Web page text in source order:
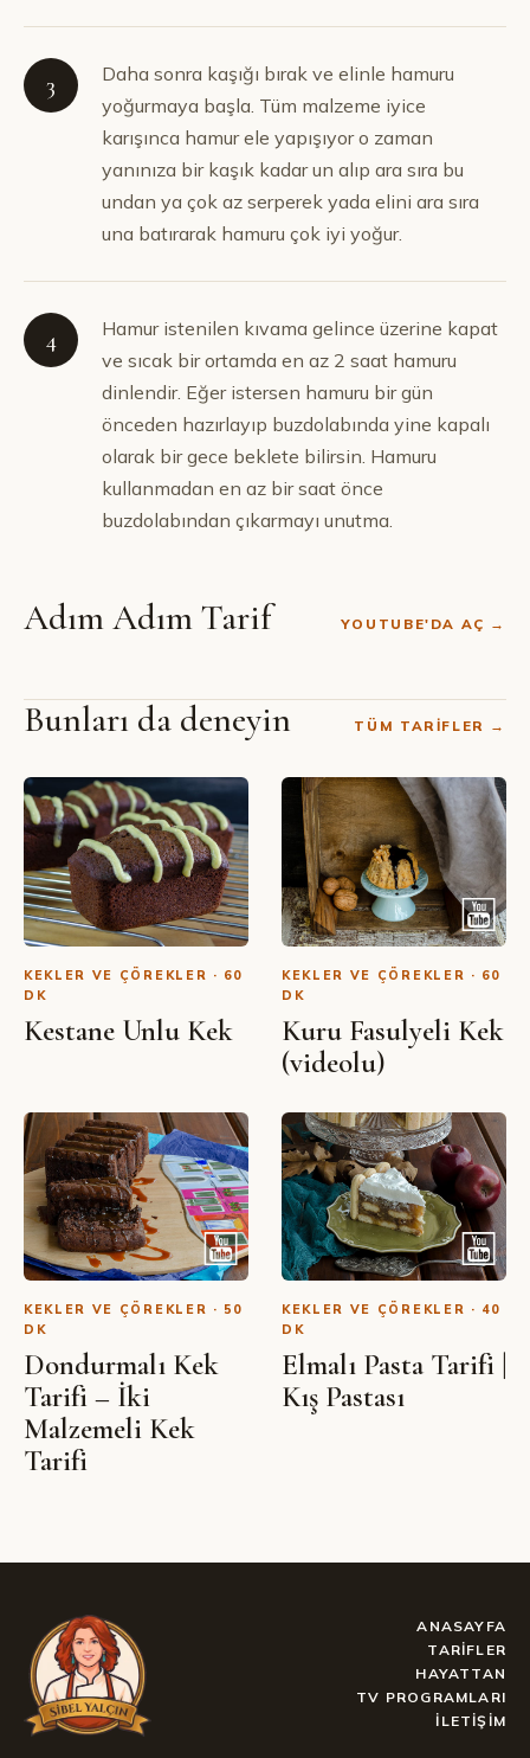
3
Daha sonra kaşığı bırak ve elinle hamuru
yoğurmaya başla. Tüm malzeme iyice
karışınca hamur ele yapışıyor o zaman
yanınıza bir kaşık kadar un alıp ara sıra bu
undan ya çok az serperek yada elini ara sıra
una batırarak hamuru çok iyi yoğur.
4
Hamur istenilen kıvama gelince üzerine kapat
ve sıcak bir ortamda en az 2 saat hamuru
dinlendir. Eğer istersen hamuru bir gün
önceden hazırlayıp buzdolabında yine kapalı
olarak bir gece beklete bilirsin. Hamuru
kullanmadan en az bir saat önce
buzdolabından çıkarmayı unutma.
Adım Adım Tarif YOUTUBE'DA AÇ →
SIBEL YALÇIN · YOUTUBE
Sevgi Çöreği (Sevgililer Günü
Tarifi)
Bunları da deneyin TÜM TARIFLER →
KEKLER VE ÇÖREKLER · 60
DK
Kestane Unlu Kek
KEKLER VE ÇÖREKLER · 60
DK
Kuru Fasulyeli Kek
(videolu)
KEKLER VE ÇÖREKLER · 50
DK
Dondurmalı Kek
Tarifi – İki
Malzemeli Kek
Tarifi
KEKLER VE ÇÖREKLER · 40
DK
Elmalı Pasta Tarifi |
Kış Pastası
ANASAYFA
TARIFLER
HAYATTAN
TV PROGRAMLARI
İLETIŞIM